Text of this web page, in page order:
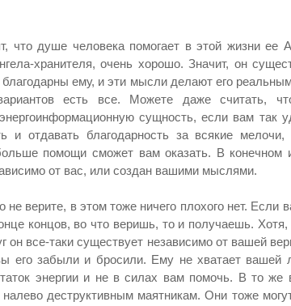
что душе человека помогает в этой жизни ее
хранителя, очень хорошо. Значит, он
благодарны ему, и эти мысли делают его
есть все. Можете даже считать,
сущность, если вам так
и отдавать благодарность за всякие
помощи сможет вам оказать. В конечном
от вас, или создан вашими мыслями.
не верите, в этом тоже ничего плохого нет. Если
концов, во что веришь, то и получаешь.
он все-таки существует независимо от вашей
его забыли и бросили. Ему не хватает вашей
энергии и не в силах вам помочь. В то
налево деструктивным маятникам. Они тоже